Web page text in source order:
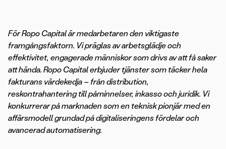
För Ropo Capital är medarbetaren den viktigaste
framgångsfaktorn. Vi präglas av arbetsglädje och
effektivitet, engagerade människor som drivs av att få saker
att hända. Ropo Capital erbjuder tjänster som täcker hela
fakturans värdekedja – från distribution,
reskontrahantering till påminnelser, inkasso och juridik. Vi
konkurrerar på marknaden som en teknisk pionjär med en
affärsmodell grundad på digitaliseringens fördelar och
avancerad automatisering.